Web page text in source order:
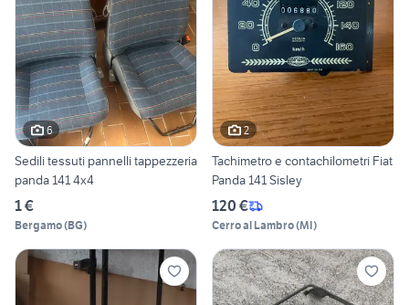
6
Sedili tessuti pannelli tappezzeria
panda 141 4x4
1 €
Bergamo(BG)
2
Tachimetro e contachilometri Fiat
Panda 141 Sisley
120 €
Cerro al Lambro(MI)